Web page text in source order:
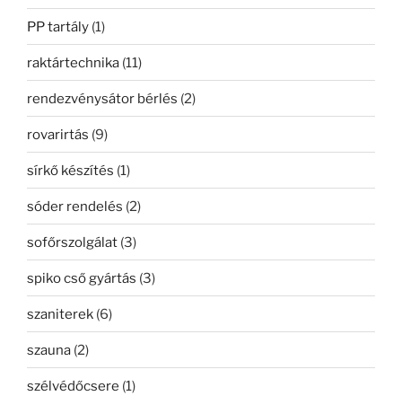
PP tartály (1)
raktártechnika (11)
rendezvénysátor bérlés (2)
rovarirtás (9)
sírkő készítés (1)
sóder rendelés (2)
sofőrszolgálat (3)
spiko cső gyártás (3)
szaniterek (6)
szauna (2)
szélvédőcsere (1)